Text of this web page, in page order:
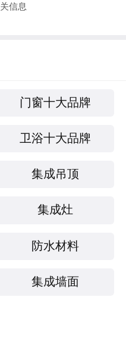
中城市拥有300多个
、售后服务。在全
100多个国家，并开
盈门、百安居、圣
将以“志在为客户提
努力！
信息
门窗十大品牌
卫浴十大品牌
集成吊顶
集成灶
防水材料
集成墙面